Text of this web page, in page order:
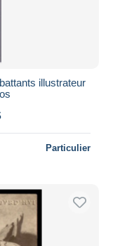
illustrateur
Particulier